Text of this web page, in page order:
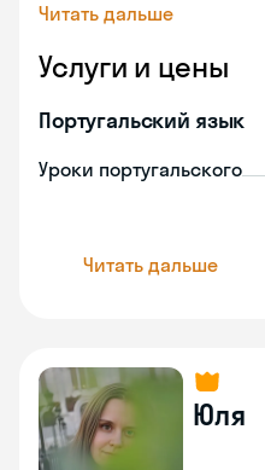
Читать дальше
Услуги и цены
Португальский язык
Уроки португальского
Читать дальше
Юля